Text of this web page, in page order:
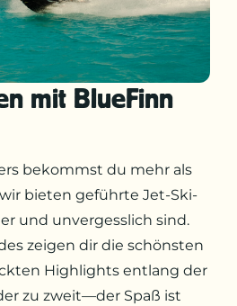
mit BlueFinn
bekommst du mehr als
bieten geführte Jet-Ski-
und unvergesslich sind.
zeigen dir die schönsten
Highlights entlang der
zu zweit—der Spaß ist